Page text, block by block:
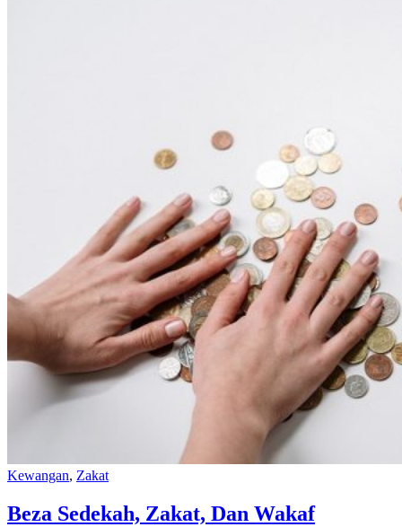
Kewangan, Zakat
Beza Sedekah, Zakat, Dan Wakaf